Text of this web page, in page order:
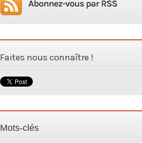
Faites nous connaître !
Mots-clés